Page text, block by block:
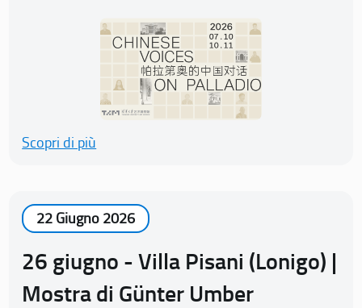
Scopri di più
22 Giugno 2026
26 giugno - Villa Pisani (Lonigo) |
Mostra di Günter Umber